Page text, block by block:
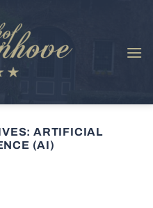
ARTIFICIAL
(AI)